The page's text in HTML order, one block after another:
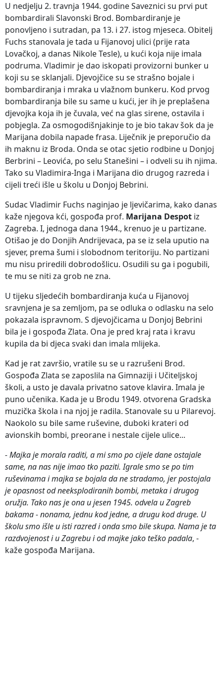
U nedjelju 2. travnja 1944. godine Saveznici su prvi put
bombardirali Slavonski Brod. Bombardiranje je
ponovljeno i sutradan, pa 13. i 27. istog mjeseca. Obitelj
Fuchs stanovala je tada u Fijanovoj ulici (prije rata
Lovačkoj, a danas Nikole Tesle), u kući koja nije imala
podruma. Vladimir je dao iskopati provizorni bunker u
koji su se sklanjali. Djevojčice su se strašno bojale i
bombardiranja i mraka u vlažnom bunkeru. Kod prvog
bombardiranja bile su same u kući, jer ih je preplašena
djevojka koja ih je čuvala, već na glas sirene, ostavila i
pobjegla. Za osmogodišnjakinje to je bio takav šok da je
Marijana dobila napade frasa. Liječnik je preporučio da
ih maknu iz Broda. Onda se otac sjetio rodbine u Donjoj
Berbrini – Leovića, po selu Stanešini – i odveli su ih njima.
Tako su Vladimira-Inga i Marijana dio drugog razreda i
cijeli treći išle u školu u Donjoj Bebrini.
Sudac Vladimir Fuchs naginjao je ljevičarima, kako danas
kaže njegova kći, gospođa prof. Marijana Despot iz
Zagreba. I, jednoga dana 1944., krenuo je u partizane.
Otišao je do Donjih Andrijevaca, pa se iz sela uputio na
sjever, prema šumi i slobodnom teritoriju. No partizani
mu nisu priredili dobrodošlicu. Osudili su ga i pogubili,
te mu se niti za grob ne zna.
U tijeku sljedećih bombardiranja kuća u Fijanovoj
sravnjena je sa zemljom, pa se odluka o odlasku na selo
pokazala ispravnom. S djevojčicama u Donjoj Bebrini
bila je i gospođa Zlata. Ona je pred kraj rata i kravu
kupila da bi djeca svaki dan imala mlijeka.
Kad je rat završio, vratile su se u razrušeni Brod.
Gospođa Zlata se zaposlila na Gimnaziji i Učiteljskoj
školi, a usto je davala privatno satove klavira. Imala je
puno učenika. Kada je u Brodu 1949. otvorena Gradska
muzička škola i na njoj je radila. Stanovale su u Pilarevoj.
Naokolo su bile same ruševine, duboki krateri od
avionskih bombi, preorane i nestale cijele ulice...
- Majka je morala raditi, a mi smo po cijele dane ostajale
same, na nas nije imao tko paziti. Igrale smo se po tim
ruševinama i majka se bojala da ne stradamo, jer postojala
je opasnost od neeksplodiranih bombi, metaka i drugog
oružja. Tako nas je ona u jesen 1945. odvela u Zagreb
bakama - nonama, jednu kod jedne, a drugu kod druge. U
školu smo išle u isti razred i onda smo bile skupa. Nama je ta
razdvojenost i u Zagrebu i od majke jako teško padala, -
kaže gospođa Marijana.